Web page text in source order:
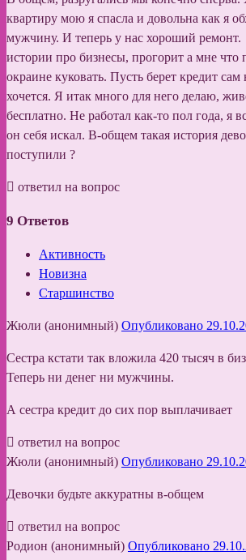
квартиру мою я спасла и довольна как я
мужчину. И теперь у нас хороший
истории про бизнесы, прогорит а мне что
окраине куковать. Пусть берет кредит сам
хочется. Я итак много для него делаю,
бесплатно. Не работал как-то пол года, я
он себя искал. В-общем такая история
поступили ?
ответил на вопрос
9 Ответов
Активность
Новизна
Старшинство
Жюли (анонимный) Опубликовано
Сестра кстати так вложила 420 тысяч в
Теперь ни денег ни мужчины.
А сестра кредит до сих пор выплачивает
ответил на вопрос
Жюли (анонимный) Опубликовано
Девочки будьте аккуратны в-общем
ответил на вопрос
Родион (анонимный) Опубликовано